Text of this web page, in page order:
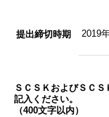
提出締切時期 2019
ＳＣＳＫおよびＳＣ
記入ください。
（400文字以内）